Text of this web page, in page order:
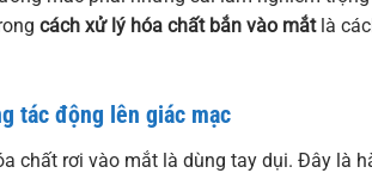
cách xử lý hóa chất bắn vào mắtlà
tác động lên giác mạc
chất rơi vào mắt là dùng tay dụi. Đây là